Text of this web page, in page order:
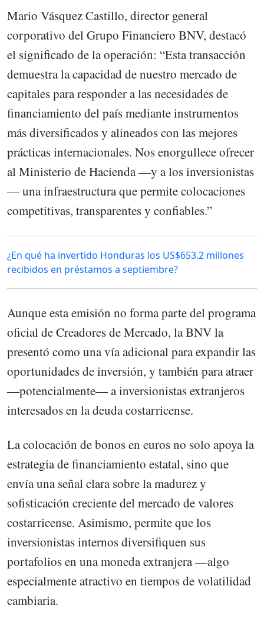
Mario Vásquez Castillo, director general
corporativo del Grupo Financiero BNV, destacó
el significado de la operación: “Esta transacción
demuestra la capacidad de nuestro mercado de
capitales para responder a las necesidades de
financiamiento del país mediante instrumentos
más diversificados y alineados con las mejores
prácticas internacionales. Nos enorgullece ofrecer
al Ministerio de Hacienda —y a los inversionistas
— una infraestructura que permite colocaciones
competitivas, transparentes y confiables.”
¿En qué ha invertido Honduras los US$653.2 millones
recibidos en préstamos a septiembre?
Aunque esta emisión no forma parte del programa
oficial de Creadores de Mercado, la BNV la
presentó como una vía adicional para expandir las
oportunidades de inversión, y también para atraer
—potencialmente— a inversionistas extranjeros
interesados en la deuda costarricense.
La colocación de bonos en euros no solo apoya la
estrategia de financiamiento estatal, sino que
envía una señal clara sobre la madurez y
sofisticación creciente del mercado de valores
costarricense. Asimismo, permite que los
inversionistas internos diversifiquen sus
portafolios en una moneda extranjera —algo
especialmente atractivo en tiempos de volatilidad
cambiaria.